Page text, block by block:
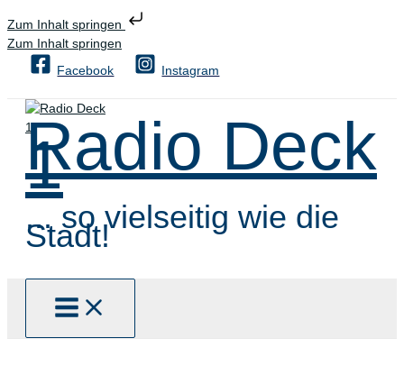
Zum Inhalt springen
Zum Inhalt springen
Facebook
Instagram
Radio Deck
1
... so vielseitig wie die
Stadt!